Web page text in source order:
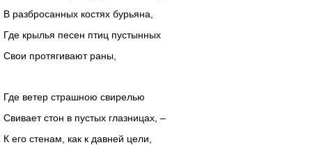
В разбросанных костях бурьяна,
Где крылья песен птиц пустынных
Свои протягивают раны,
Где ветер страшною свирелью
Свивает стон в пустых глазницах, –
К его стенам, как к давней цели,